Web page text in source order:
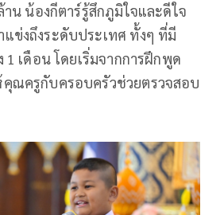
น น้องกีตาร์รู้สึกภูมิใจและดีใจ
แข่งถึงระดับประเทศ ทั้งๆ ที่มี
1 เดือน โดยเริ่มจากการฝึกพูด
คุณครูกับครอบครัวช่วยตรวจสอบ